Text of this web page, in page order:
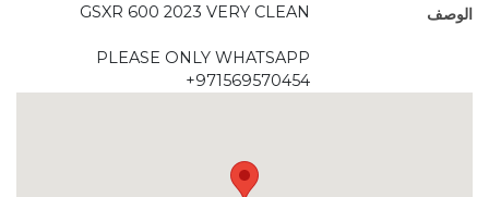
الوصف GSXR 600 2023 VERY CLEAN
PLEASE ONLY WHATSAPP
+971569570454